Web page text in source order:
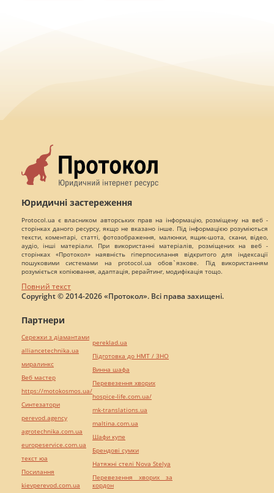
Юридичні застереження
Protocol.ua є власником авторських прав на інформацію, розміщену на веб -
сторінках даного ресурсу, якщо не вказано інше. Під інформацією розуміються
тексти, коментарі, статті, фотозображення, малюнки, ящик-шота, скани, відео,
аудіо, інші матеріали. При використанні матеріалів, розміщених на веб -
сторінках «Протокол» наявність гіперпосилання відкритого для індексації
пошуковими системами на protocol.ua обов`язкове. Під використанням
розуміється копіювання, адаптація, рерайтинг, модифікація тощо.
Повний текст
Copyright © 2014-2026 «Протокол». Всі права захищені.
Партнери
Сережки з діамантами
alliancetechnika.ua
миралинкс
Веб мастер
https://motokosmos.ua/
Синтезатори
perevod.agency
agrotechnika.com.ua
europeservice.com.ua
текст юа
Посилання
kievperevod.com.ua
pereklad.ua
Підготовка до НМТ / ЗНО
Винна шафа
Перевезення хворих
hospice-life.com.ua/
mk-translations.ua
maltina.com.ua
Шафи купе
Брендові сумки
Натяжні стелі Nova Stelya
Перевезення хворих за
кордон